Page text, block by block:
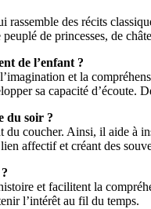
des récits
de princesses, de
de l’enfant ?
et la
sa capacité d’écoute.
du soir ?
coucher. Ainsi, il aide à
affectif et créant des
et facilitent la
l’intérêt au fil du temps.